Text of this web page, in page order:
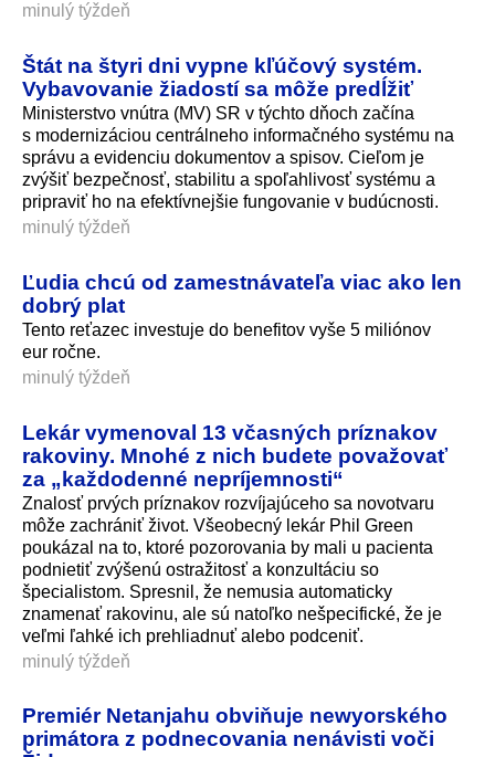
minulý týždeň
Štát na štyri dni vypne kľúčový systém.
Vybavovanie žiadostí sa môže predĺžiť
Ministerstvo vnútra (MV) SR v týchto dňoch začína
s modernizáciou centrálneho informačného systému na
správu a evidenciu dokumentov a spisov. Cieľom je
zvýšiť bezpečnosť, stabilitu a spoľahlivosť systému a
pripraviť ho na efektívnejšie fungovanie v budúcnosti.
minulý týždeň
Ľudia chcú od zamestnávateľa viac ako len
dobrý plat
Tento reťazec investuje do benefitov vyše 5 miliónov
eur ročne.
minulý týždeň
Lekár vymenoval 13 včasných príznakov
rakoviny. Mnohé z nich budete považovať
za „každodenné nepríjemnosti“
Znalosť prvých príznakov rozvíjajúceho sa novotvaru
môže zachrániť život. Všeobecný lekár Phil Green
poukázal na to, ktoré pozorovania by mali u pacienta
podnietiť zvýšenú ostražitosť a konzultáciu so
špecialistom. Spresnil, že nemusia automaticky
znamenať rakovinu, ale sú natoľko nešpecifické, že je
veľmi ľahké ich prehliadnuť alebo podceniť.
minulý týždeň
Premiér Netanjahu obviňuje newyorského
primátora z podnecovania nenávisti voči